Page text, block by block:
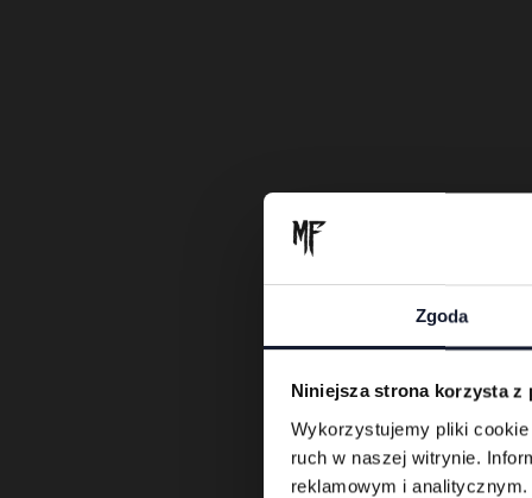
Zgoda
Niniejsza strona korzysta z
Wykorzystujemy pliki
ruch w naszej witrynie.
reklamowym i